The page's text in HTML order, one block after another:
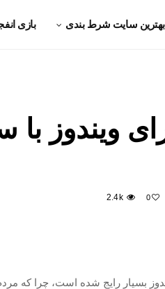
بهترین سایت شرط بندی بازی
ویندوز
0
2.4k
بسیار رایج شده است، چرا که